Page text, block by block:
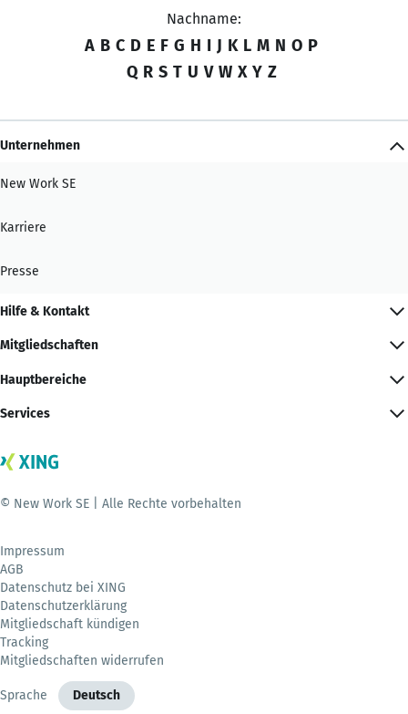
Nachname:
A B C D E F G H I J K L M N O P
Q R S T U V W X Y Z
Unternehmen
New Work SE
Karriere
Presse
Hilfe & Kontakt
Mitgliedschaften
Hauptbereiche
Services
© New Work SE | Alle Rechte vorbehalten
Impressum
AGB
Datenschutz bei XING
Datenschutzerklärung
Mitgliedschaft kündigen
Tracking
Mitgliedschaften widerrufen
Sprache Deutsch